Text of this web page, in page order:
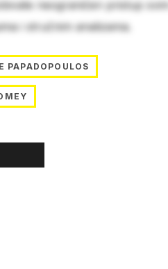
neograničen pristup
i stručnim analizama.
PAPADOPOULOS